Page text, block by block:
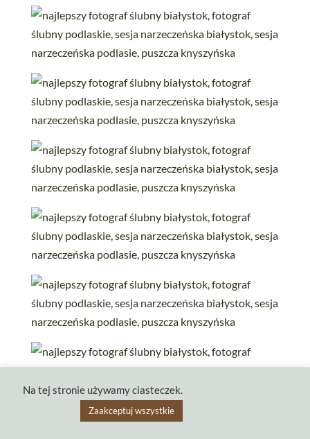
Na tej stronie używamy ciasteczek.
Zaakceptuj wszystkie